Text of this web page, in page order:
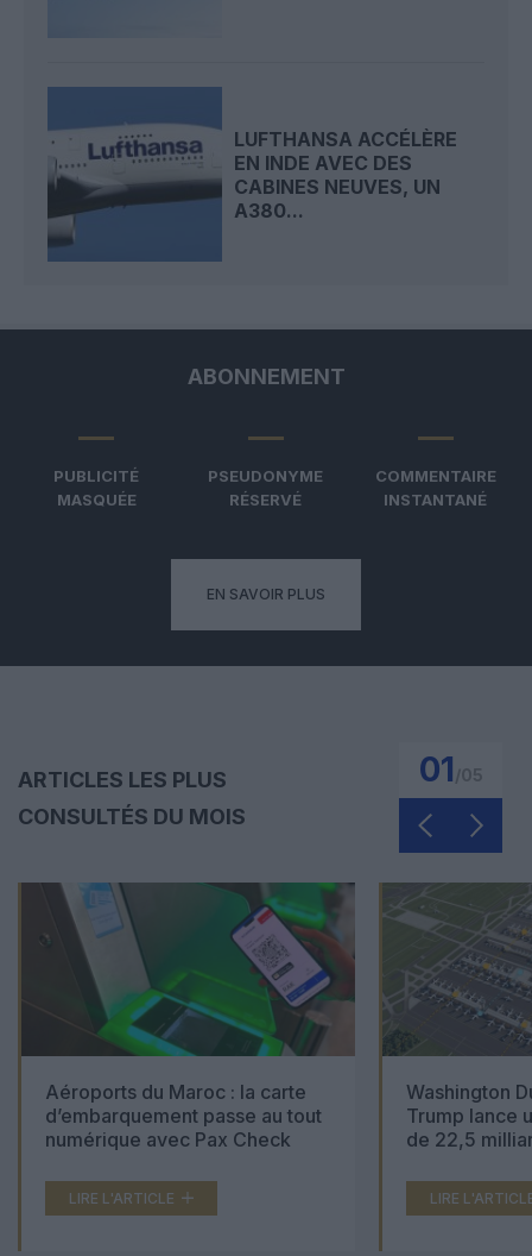
LUFTHANSA ACCÉLÈRE
EN INDE AVEC DES
CABINES NEUVES, UN
A380...
ABONNEMENT
PUBLICITÉ
MASQUÉE
PSEUDONYME
RÉSERVÉ
COMMENTAIRE
INSTANTANÉ
EN SAVOIR PLUS
ARTICLES LES PLUS
CONSULTÉS DU MOIS
01
Aéroports du Maroc : la carte
d’embarquement passe au tout
numérique avec Pax Check
LIRE L'ARTICLE
Washington
Trump lance
de 22,5
LIRE